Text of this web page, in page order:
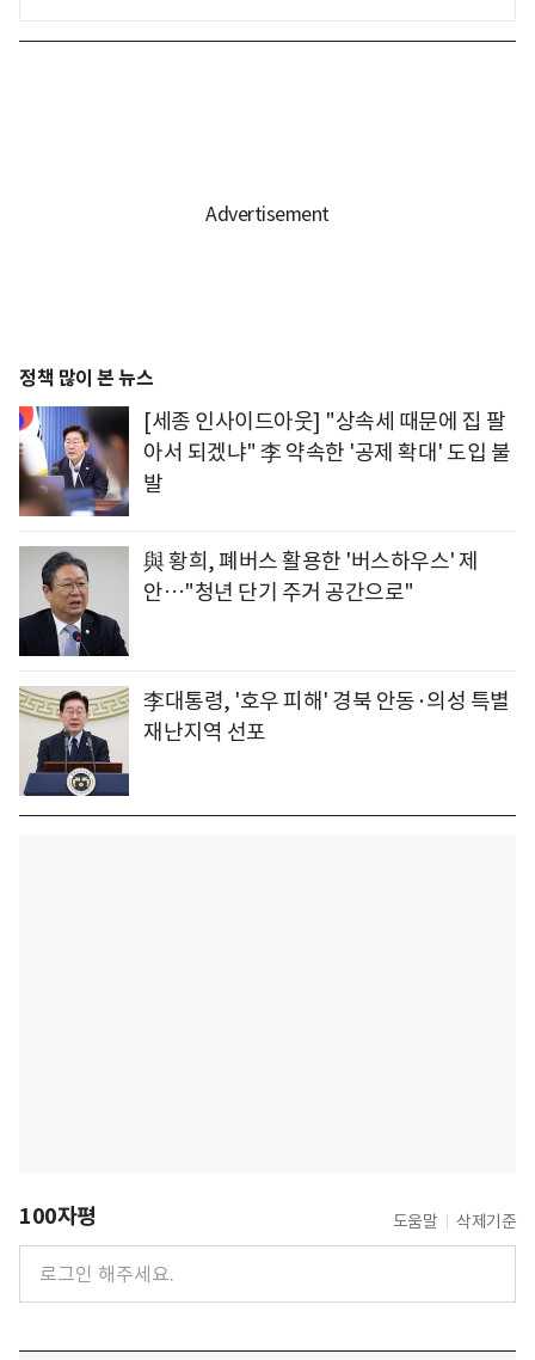
정책 많이 본 뉴스
[세종 인사이드아웃] "상속세 때문에 집 팔
아서 되겠냐" 李 약속한 '공제 확대' 도입 불
발
與 황희, 폐버스 활용한 '버스하우스' 제
안…"청년 단기 주거 공간으로"
李대통령, '호우 피해' 경북 안동·의성 특별
재난지역 선포
100자평 도움말 삭제기준